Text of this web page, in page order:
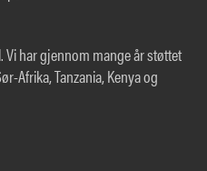
Vi har gjennom mange år støttet
Afrika, Tanzania, Kenya og